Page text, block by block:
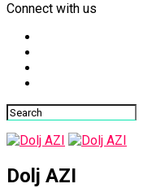
Connect with us
Dolj AZI